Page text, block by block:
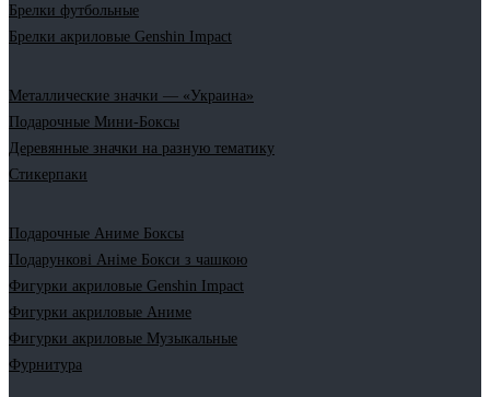
Брелки футбольные
Брелки акриловые Genshin Impact
Металлические значки — «Украина»
Подарочные Мини-Боксы
Деревянные значки на разную тематику
Стикерпаки
Подарочные Аниме Боксы
Подарункові Аніме Бокси з чашкою
Фигурки акриловые Genshin Impact
Фигурки акриловые Аниме
Фигурки акриловые Музыкальные
Фурнитура